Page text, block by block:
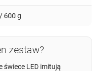
600 g
zestaw?
świece LED imitują